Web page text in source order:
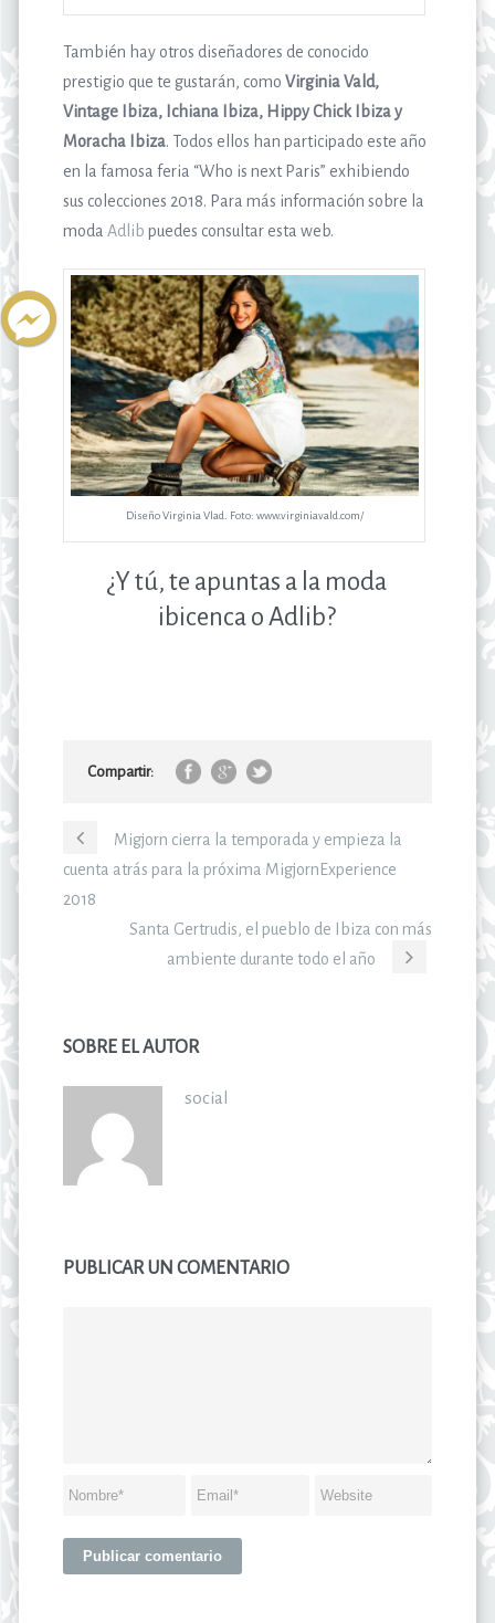
También hay otros diseñadores de conocido
prestigio que te gustarán, comoVirginia Vald,
Vintage Ibiza, Ichiana Ibiza, Hippy Chick Ibiza y
Moracha Ibiza. Todos ellos han participado este año
en la famosa feria “Who is next Paris” exhibiendo
sus colecciones 2018. Para más información sobre la
modaAdlib puedes consultar esta web.
Diseño Virginia Vlad. Foto: www.virginiavald.com/
¿Y tú, te apuntas a la moda
ibicenca o Adlib?
Compartir:
Migjorn cierra la temporada y empieza la
cuenta atrás para la próxima MigjornExperience
2018
Santa Gertrudis, el pueblo de Ibiza con más
ambiente durante todo el año
SOBRE EL AUTOR
social
PUBLICAR UN COMENTARIO